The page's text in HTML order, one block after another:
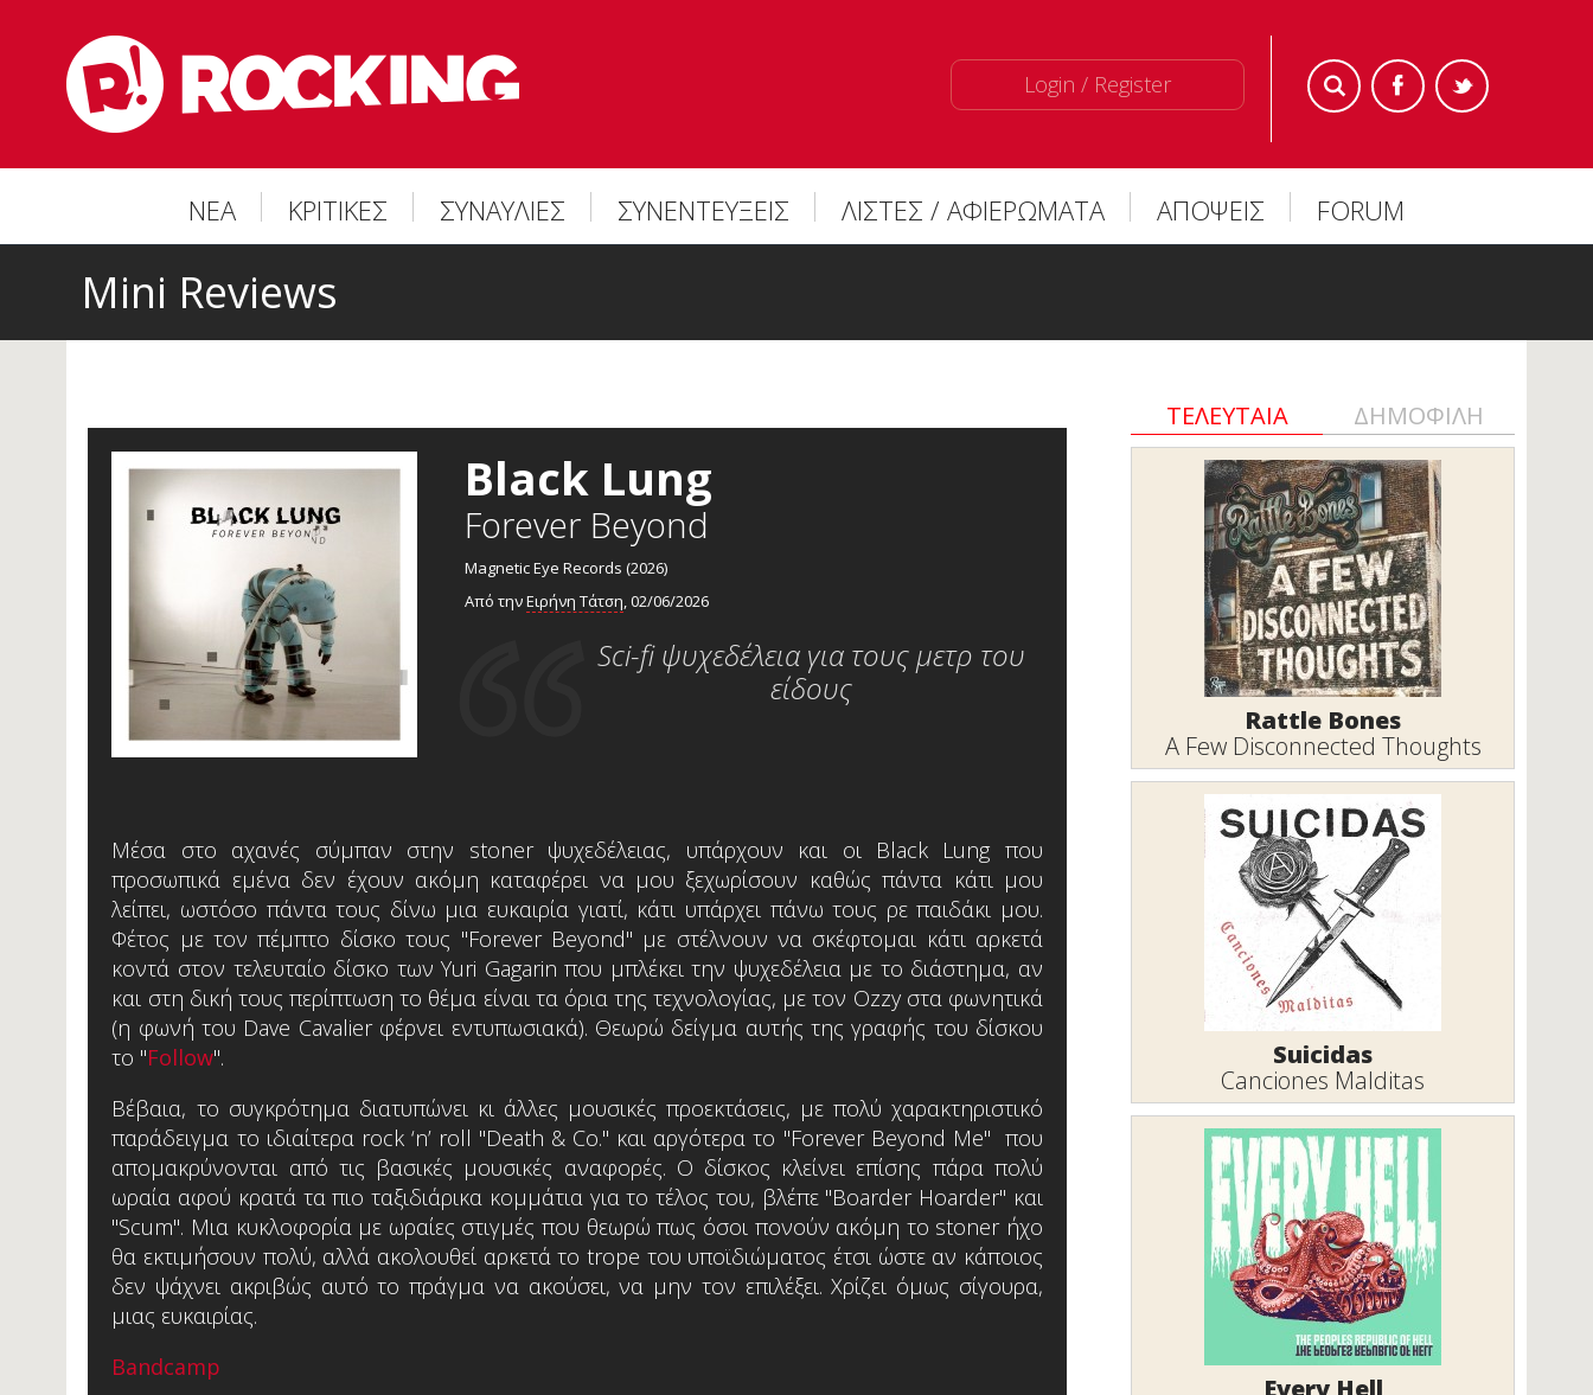
Login / Register
ΝΕΑ ΚΡΙΤΙΚΕΣ ΣΥΝΑΥΛΙΕΣ ΣΥΝΕΝΤΕΥΞΕΙΣ ΛΙΣΤΕΣ / ΑΦΙΕΡΩΜΑΤΑ ΑΠΟΨΕΙΣ FORUM
Mini Reviews
Black Lung
Forever Beyond
Magnetic Eye Records (2026)
Από τηνΕιρήνη Τάτση, 02/06/2026
Sci-fi ψυχεδέλεια για τους μετρ του
είδους
Μέσα στο αχανές σύμπαν στην stoner ψυχεδέλειας, υπάρχουν και οι Black Lung που
προσωπικά εμένα δεν έχουν ακόμη καταφέρει να μου ξεχωρίσουν καθώς πάντα κάτι μου
λείπει, ωστόσο πάντα τους δίνω μια ευκαιρία γιατί, κάτι υπάρχει πάνω τους ρε παιδάκι μου.
Φέτος με τον πέμπτο δίσκο τους "Forever Beyond" με στέλνουν να σκέφτομαι κάτι αρκετά
κοντά στον τελευταίο δίσκο των Yuri Gagarin που μπλέκει την ψυχεδέλεια με το διάστημα, αν
και στη δική τους περίπτωση το θέμα είναι τα όρια της τεχνολογίας, με τον Ozzy στα φωνητικά
(η φωνή του Dave Cavalier φέρνει εντυπωσιακά). Θεωρώ δείγμα αυτής της γραφής του δίσκου
το "Follow".
Βέβαια, το συγκρότημα διατυπώνει κι άλλες μουσικές προεκτάσεις, με πολύ χαρακτηριστικό
παράδειγμα το ιδιαίτερα rock ‘n’ roll "Death & Co." και αργότερα το "Forever Beyond Me" που
απομακρύνονται από τις βασικές μουσικές αναφορές. Ο δίσκος κλείνει επίσης πάρα πολύ
ωραία αφού κρατά τα πιο ταξιδιάρικα κομμάτια για το τέλος του, βλέπε "Boarder Hoarder" και
"Scum". Μια κυκλοφορία με ωραίες στιγμές που θεωρώ πως όσοι πονούν ακόμη το stoner ήχο
θα εκτιμήσουν πολύ, αλλά ακολουθεί αρκετά το trope του υποϊδιώματος έτσι ώστε αν κάποιος
δεν ψάχνει ακριβώς αυτό το πράγμα να ακούσει, να μην τον επιλέξει. Χρίζει όμως σίγουρα,
μιας ευκαιρίας.
Bandcamp
ΤΕΛΕΥΤΑΙΑ ΔΗΜΟΦΙΛΗ
Rattle Bones
A Few Disconnected Thoughts
Suicidas
Canciones Malditas